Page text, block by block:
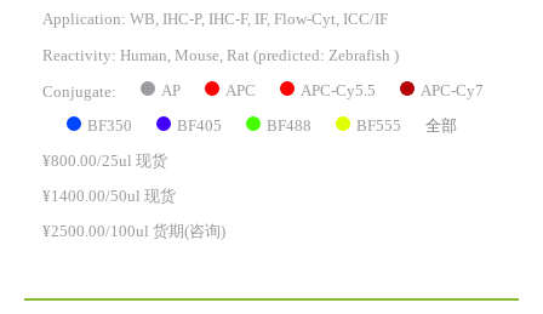
Application: WB, IHC-P, IHC-F, IF, Flow-Cyt, ICC/IF
Reactivity: Human, Mouse, Rat (predicted: Zebrafish )
Conjugate: AP APC APC-Cy5.5 APC-Cy7
BF350 BF405 BF488 BF555 全部
¥800.00/25ul 现货
¥1400.00/50ul 现货
¥2500.00/100ul 货期(咨询)